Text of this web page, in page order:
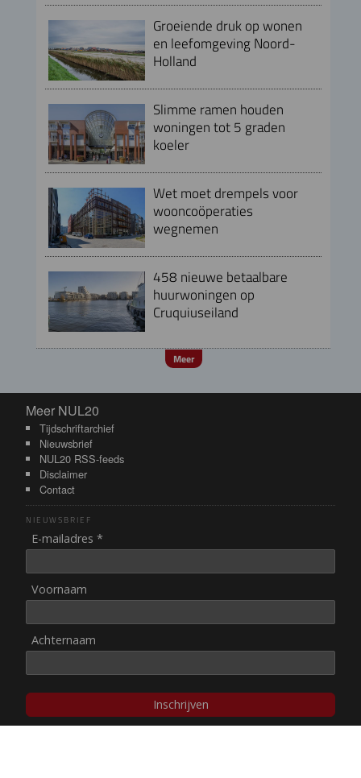
Groeiende druk op wonen
en leefomgeving Noord-
Holland
Slimme ramen houden
woningen tot 5 graden
koeler
Wet moet drempels voor
wooncoöperaties
wegnemen
458 nieuwe betaalbare
huurwoningen op
Cruquiuseiland
Meer
Meer NUL20
Meer NUL20
Tijdschriftarchief
Nieuwsbrief
NUL20 RSS-feeds
Disclaimer
Contact
NIEUWSBRIEF
E-mailadres *
Voornaam
Achternaam
Inschrijven